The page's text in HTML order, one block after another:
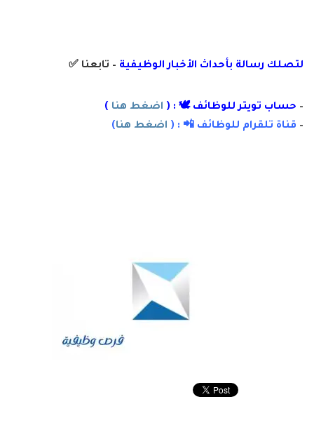
لتصلك رسالة بأحداث الأخبار الوظيفية – تابعنا ✅
– حساب تويتر للوظائف 🕊 : ( اضغط هنا )
– قناة تلقرام للوظائف 📲 : ( اضغط هنا)